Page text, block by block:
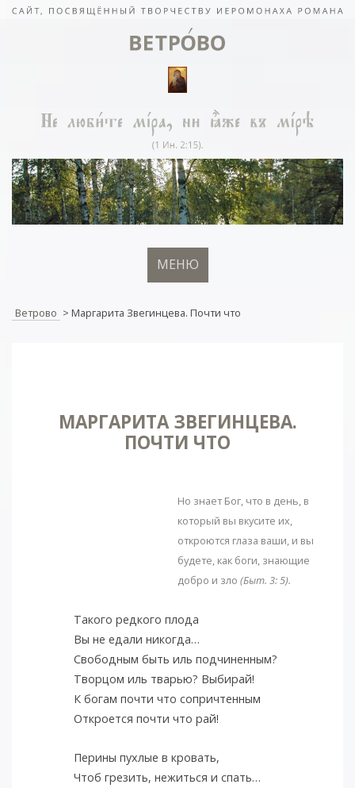
МЕНЮ
Ветрово > Маргарита Звегинцева. Почти что
МАРГАРИТА ЗВЕГИНЦЕВА.
ПОЧТИ ЧТО
Но знает Бог, что в день, в
который вы вкусите их,
откроются глаза ваши, и вы
будете, как боги, знающие
добро и зло (Быт. 3: 5).
Такого редкого плода
Вы не едали никогда…
Свободным быть иль подчиненным?
Творцом иль тварью? Выбирай!
К богам почти что сопричтенным
Откроется почти что рай!
Перины пухлые в кровать,
Чтоб грезить, нежиться и спать…